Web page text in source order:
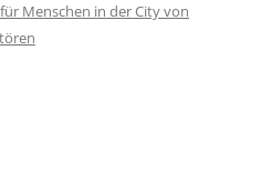
Menschen in der City von